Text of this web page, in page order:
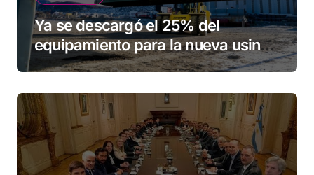
Ya se descargó el 25% del
equipamiento para la nueva usina
de Ushuaia